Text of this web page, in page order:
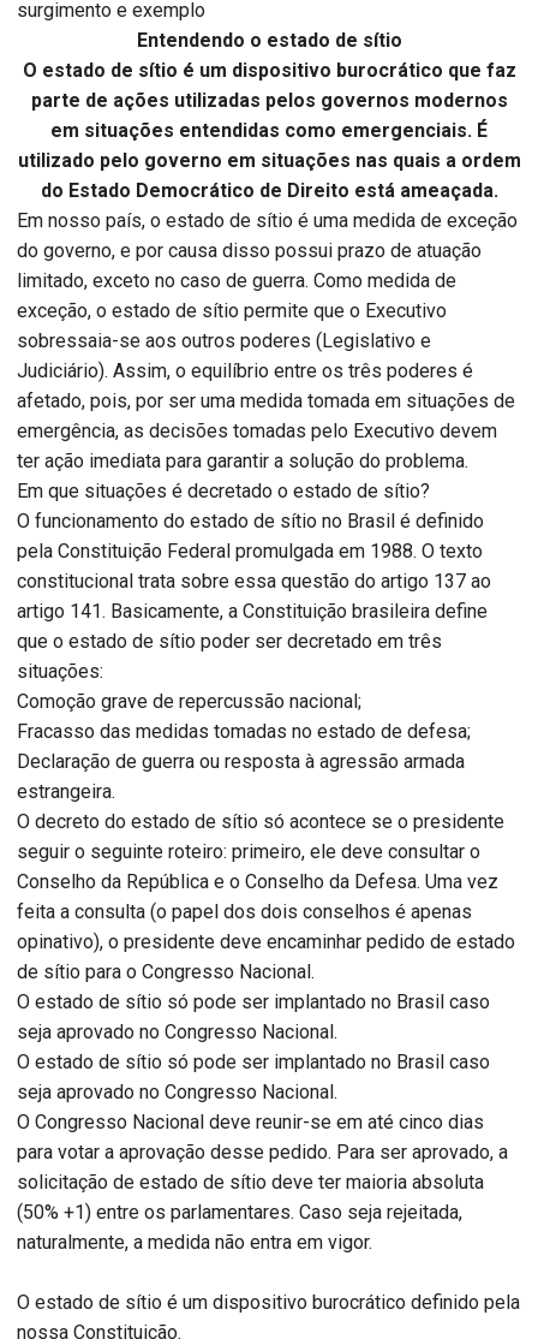
surgimento e exemplo
Entendendo o estado de sítio
O estado de sítio é um dispositivo burocrático que faz
parte de ações utilizadas pelos governos modernos
em situações entendidas como emergenciais. É
utilizado pelo governo em situações nas quais a ordem
do Estado Democrático de Direito está ameaçada.
Em nosso país, o estado de sítio é uma medida de exceção
do governo, e por causa disso possui prazo de atuação
limitado, exceto no caso de guerra. Como medida de
exceção, o estado de sítio permite que o Executivo
sobressaia-se aos outros poderes (Legislativo e
Judiciário). Assim, o equilíbrio entre os três poderes é
afetado, pois, por ser uma medida tomada em situações de
emergência, as decisões tomadas pelo Executivo devem
ter ação imediata para garantir a solução do problema.
Em que situações é decretado o estado de sítio?
O funcionamento do estado de sítio no Brasil é definido
pela Constituição Federal promulgada em 1988. O texto
constitucional trata sobre essa questão do artigo 137 ao
artigo 141. Basicamente, a Constituição brasileira define
que o estado de sítio poder ser decretado em três
situações:
Comoção grave de repercussão nacional;
Fracasso das medidas tomadas no estado de defesa;
Declaração de guerra ou resposta à agressão armada
estrangeira.
O decreto do estado de sítio só acontece se o presidente
seguir o seguinte roteiro: primeiro, ele deve consultar o
Conselho da República e o Conselho da Defesa. Uma vez
feita a consulta (o papel dos dois conselhos é apenas
opinativo), o presidente deve encaminhar pedido de estado
de sítio para o Congresso Nacional.
O estado de sítio só pode ser implantado no Brasil caso
seja aprovado no Congresso Nacional.
O estado de sítio só pode ser implantado no Brasil caso
seja aprovado no Congresso Nacional.
O Congresso Nacional deve reunir-se em até cinco dias
para votar a aprovação desse pedido. Para ser aprovado, a
solicitação de estado de sítio deve ter maioria absoluta
(50% +1) entre os parlamentares. Caso seja rejeitada,
naturalmente, a medida não entra em vigor.
O estado de sítio é um dispositivo burocrático definido pela
nossa Constituição.